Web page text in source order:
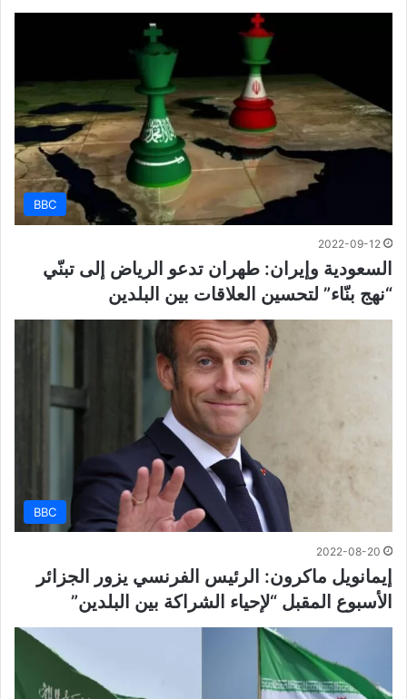
BBC
2022-09-12
السعودية وإيران: طهران تدعو الرياض إلى تبنّي
“نهج بنّاء” لتحسين العلاقات بين البلدين
BBC
2022-08-20
إيمانويل ماكرون: الرئيس الفرنسي يزور الجزائر
الأسبوع المقبل “لإحياء الشراكة بين البلدين”